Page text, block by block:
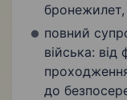
бронежилет,
повний
війська:
до